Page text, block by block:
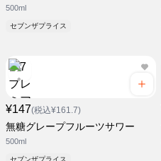
500ml
セブンザプライス
¥147(税込¥161.7)
無糖グレープフルーツサワー
500ml
セブンザプライス